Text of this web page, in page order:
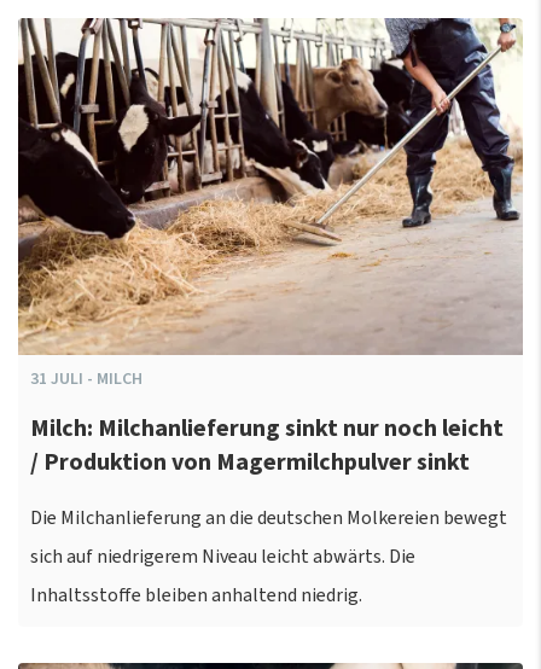
31 JULI - MILCH
Milch: Milchanlieferung sinkt nur noch leicht
/ Produktion von Magermilchpulver sinkt
Die Milchanlieferung an die deutschen Molkereien bewegt
sich auf niedrigerem Niveau leicht abwärts. Die
Inhaltsstoffe bleiben anhaltend niedrig.